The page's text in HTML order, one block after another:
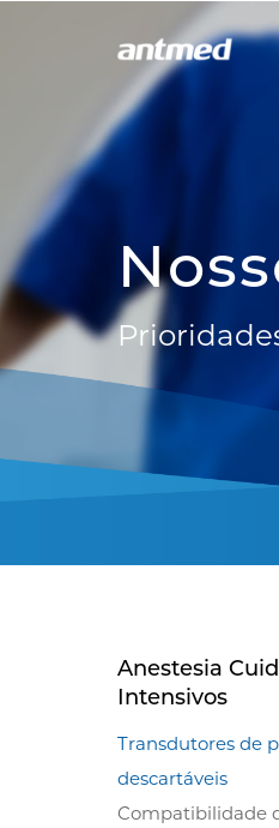
Anestesia
Intensivos
Transdutores de
descartáveis
Compatibilidade